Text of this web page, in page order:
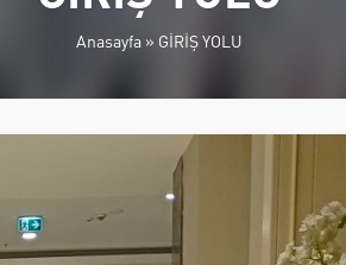
Anasayfa » GİRİŞ YOLU